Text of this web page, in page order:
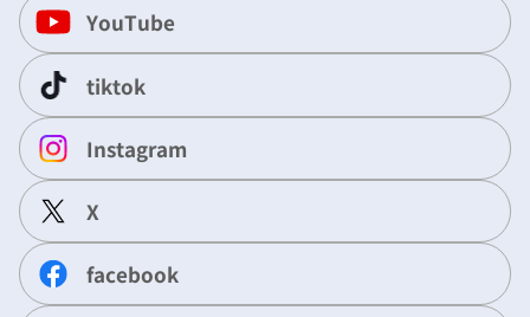
YouTube
tiktok
Instagram
X
facebook